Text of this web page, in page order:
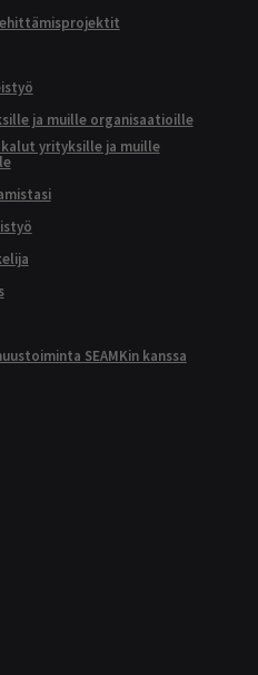
ja muille organisaatioille
yrityksille ja muille
SEAMKin kanssa